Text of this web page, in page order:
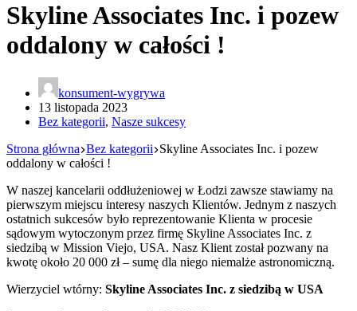
Skyline Associates Inc. i pozew
oddalony w całości !
konsument-wygrywa
13 listopada 2023
Bez kategorii, Nasze sukcesy
Strona główna Bez kategorii Skyline Associates Inc. i pozew
oddalony w całości !
W naszej kancelarii oddłużeniowej w Łodzi zawsze stawiamy na
pierwszym miejscu interesy naszych Klientów. Jednym z naszych
ostatnich sukcesów było reprezentowanie Klienta w procesie
sądowym wytoczonym przez firmę Skyline Associates Inc. z
siedzibą w Mission Viejo, USA. Nasz Klient został pozwany na
kwotę około 20 000 zł – sumę dla niego niemalże astronomiczną.
Wierzyciel wtórny: Skyline Associates Inc. z siedzibą w USA